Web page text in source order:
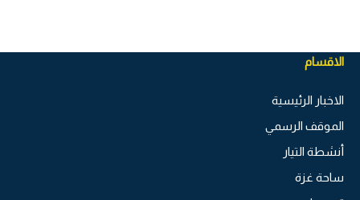
الاقسام
الاخبار الرئيسية
الموقف الرسمي
أنشطة التيار
ساحة غزة